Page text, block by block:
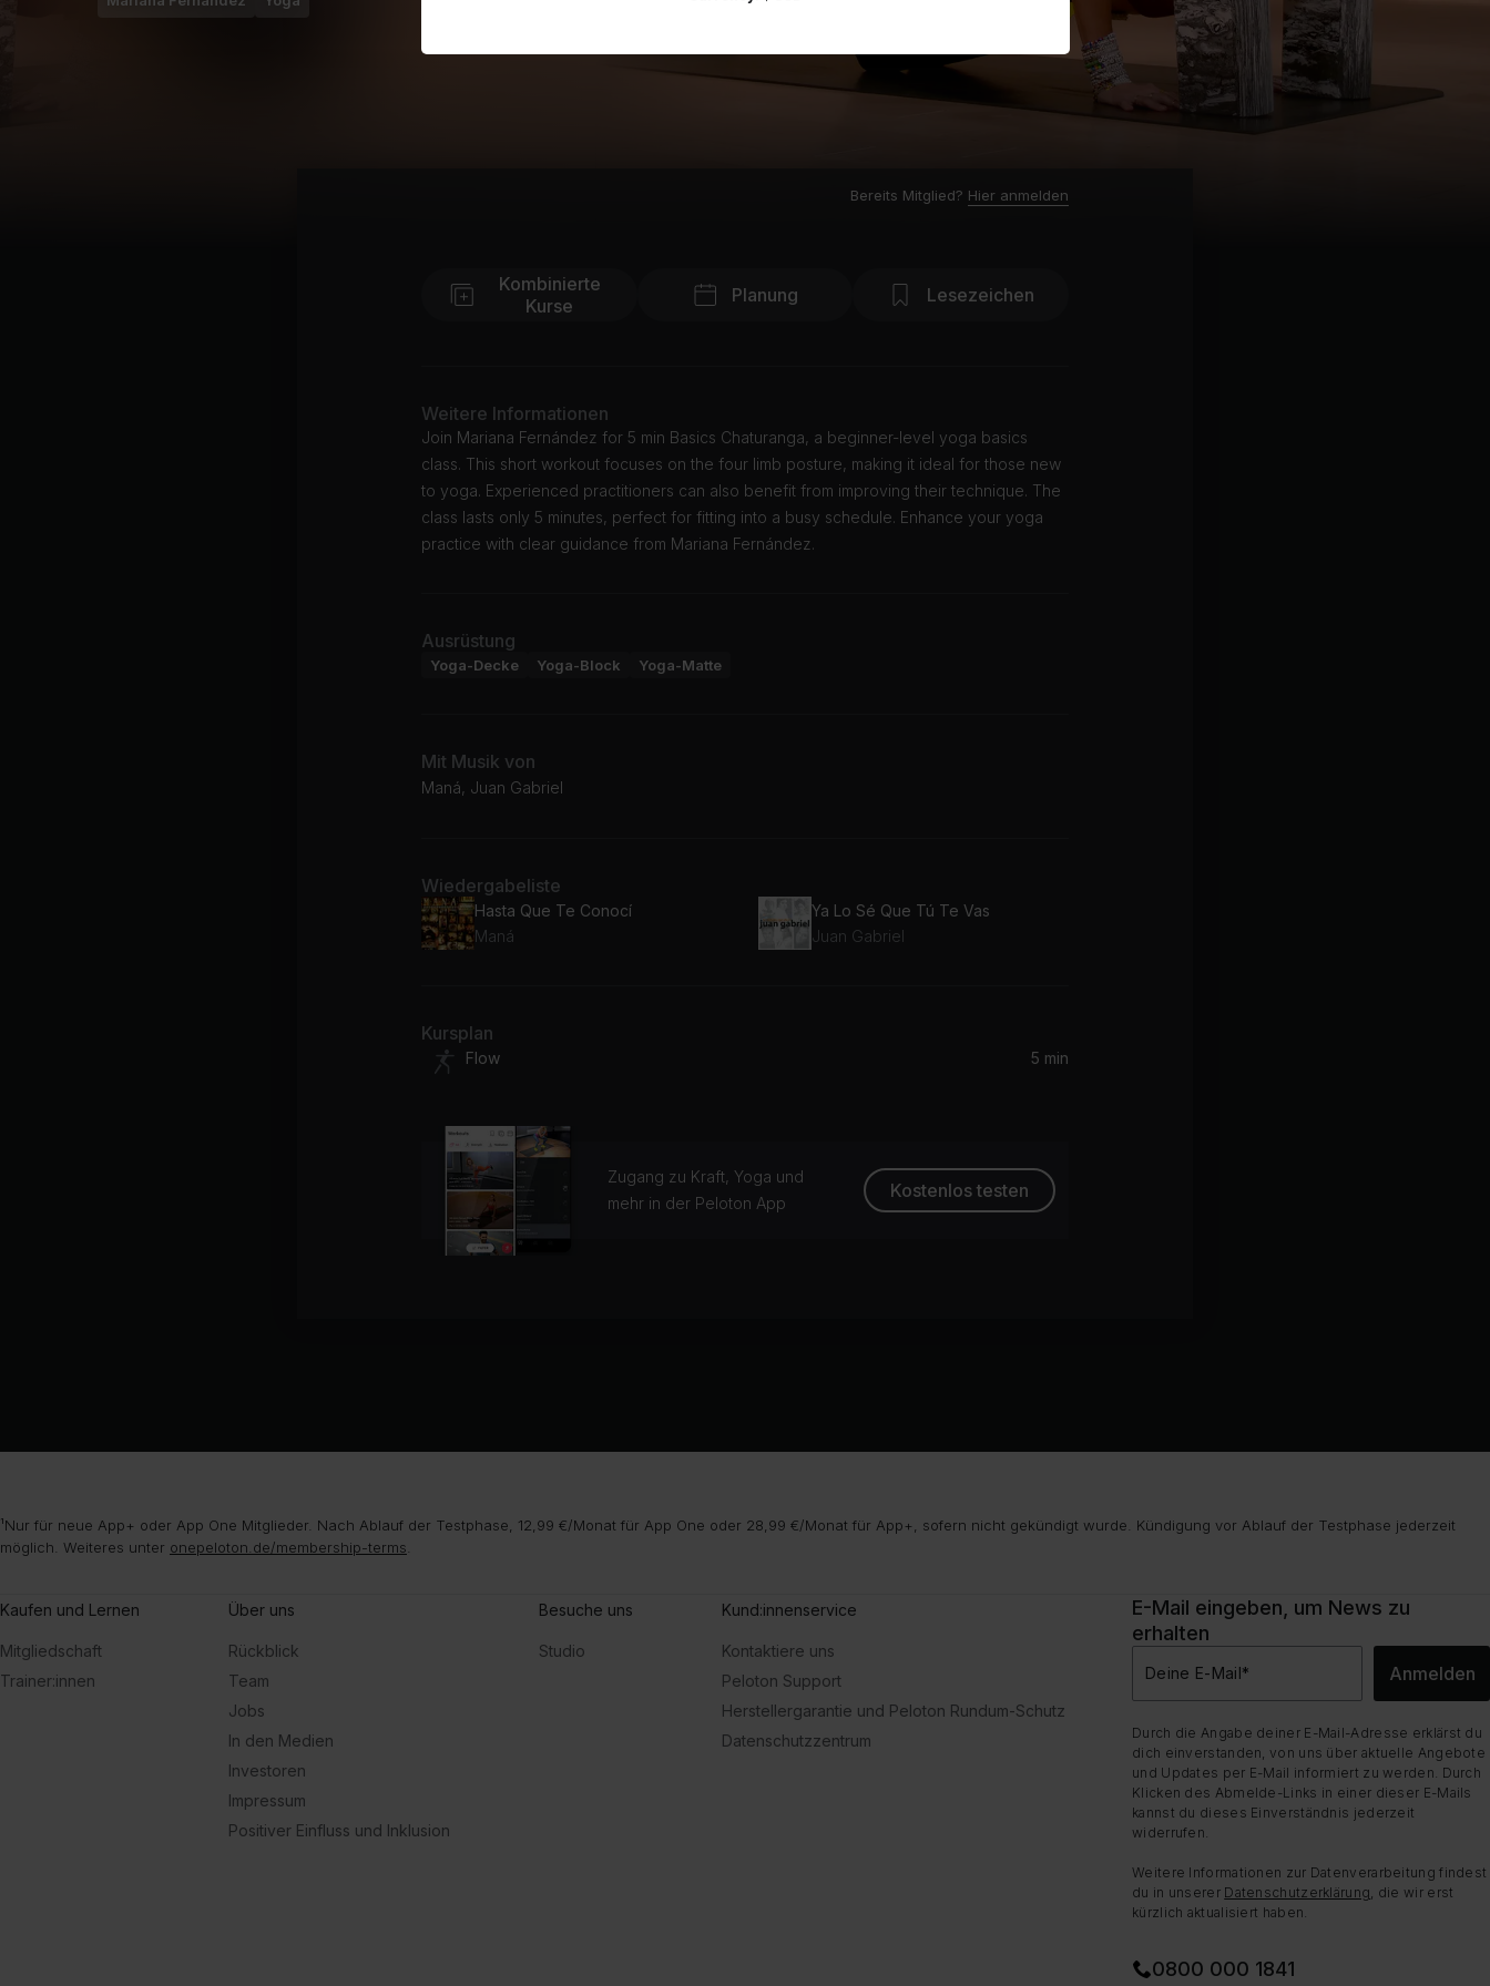
Bereits Mitglied? Hier anmelden
Kombinierte
Kurse
Planung Lesezeichen
Weitere Informationen
Join Mariana Fernández for 5 min Basics Chaturanga, a beginner-level yoga basics
class. This short workout focuses on the four limb posture, making it ideal for those new
to yoga. Experienced practitioners can also benefit from improving their technique. The
class lasts only 5 minutes, perfect for fitting into a busy schedule. Enhance your yoga
practice with clear guidance from Mariana Fernández.
Ausrüstung
Yoga-Decke Yoga-Block Yoga-Matte
Mit Musik von
Maná, Juan Gabriel
Wiedergabeliste
Hasta Que Te Conocí
Maná
Ya Lo Sé Que Tú Te Vas
Juan Gabriel
Kursplan
Flow 5 min
Zugang zu Kraft, Yoga und
mehr in der Peloton App
Kostenlos testen
¹Nur für neue App+ oder App One Mitglieder. Nach Ablauf der Testphase, 12,99 €/Monat für App One oder 28,99 €/Monat für App+, sofern nicht gekündigt wurde. Kündigung vor Ablauf der Testphase jederzeit
möglich. Weiteres unter onepeloton.de/membership-terms
Kaufen und Lernen
Mitgliedschaft
Trainer:innen
Über uns
Rückblick
Team
Jobs
In den Medien
Investoren
Impressum
Positiver Einfluss und Inklusion
Besuche uns
Studio
Kund:innenservice
Kontaktiere uns
Peloton Support
Herstellergarantie und Peloton Rundum-Schutz
Datenschutzzentrum
E-Mail eingeben, um News zu
erhalten
Deine E-Mail* Anmelden
Durch die Angabe deiner E-Mail-Adresse erklärst du
dich einverstanden, von uns über aktuelle Angebote
und Updates per E-Mail informiert zu werden. Durch
Klicken des Abmelde-Links in einer dieser E-Mails
kannst du dieses Einverständnis jederzeit
widerrufen.
Weitere Informationen zur Datenverarbeitung findest
du in unserer Datenschutzerklärung, die wir erst
kürzlich aktualisiert haben.
0800 000 1841